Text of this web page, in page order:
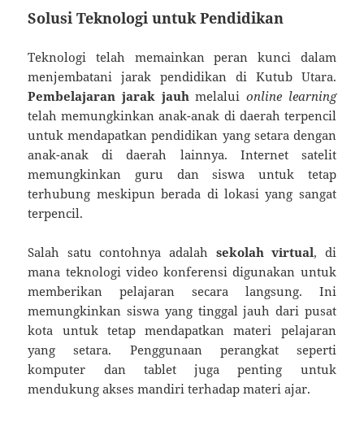
Solusi Teknologi untuk Pendidikan
Teknologi telah memainkan peran kunci dalam
menjembatani jarak pendidikan di Kutub Utara.
Pembelajaran jarak jauh melalui online learning
telah memungkinkan anak-anak di daerah terpencil
untuk mendapatkan pendidikan yang setara dengan
anak-anak di daerah lainnya. Internet satelit
memungkinkan guru dan siswa untuk tetap
terhubung meskipun berada di lokasi yang sangat
terpencil.
Salah satu contohnya adalah sekolah virtual, di
mana teknologi video konferensi digunakan untuk
memberikan pelajaran secara langsung. Ini
memungkinkan siswa yang tinggal jauh dari pusat
kota untuk tetap mendapatkan materi pelajaran
yang setara. Penggunaan perangkat seperti
komputer dan tablet juga penting untuk
mendukung akses mandiri terhadap materi ajar.